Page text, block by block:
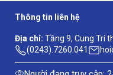
Thông tin liên hệ
Địa chỉ: Tầng 9, Cung Trí
(0243).7260.041